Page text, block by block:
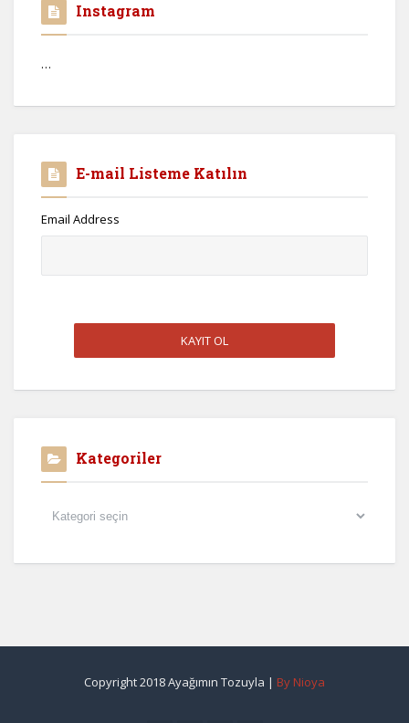
Instagram
…
E-mail Listeme Katılın
Email Address
Kategoriler
Kategoriler
Copyright 2018 Ayağımın Tozuyla | By Nioya